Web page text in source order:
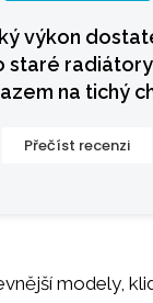
výkon
staré radiátory
na tichý
Přečíst recenzi
modely,